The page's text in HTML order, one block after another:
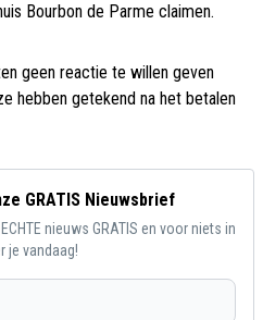
Bourbon de Parme claimen.
geen reactie te willen geven
hebben getekend na het betalen
GRATIS Nieuwsbrief
nieuws GRATIS en voor niets in
je vandaag!